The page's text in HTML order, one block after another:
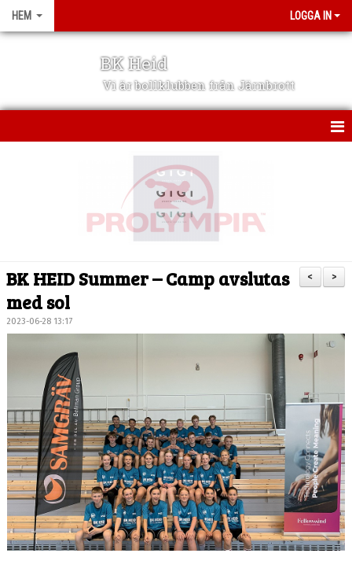
HEM LOGGA IN
BK Heid
Vi är bollklubben från Järnbrott
KONTAKT
DOKUMENT
NYFIKEN PÅ HANDBOLL
HEID CUPEN
STÖTTA BK HEID - BLI MEDLEM!
HANDBOLLSGYMNASIUM
DIGITALT MATCHPROGRAM
>
<
BK HEID Summer – Camp avslutas
med sol
2023-06-28 13:17